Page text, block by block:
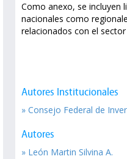
Como anexo, se incluyen
nacionales como
relacionados con el
Autores Institucionales
» Consejo Federal de
Autores
» León Martin Silvina A.